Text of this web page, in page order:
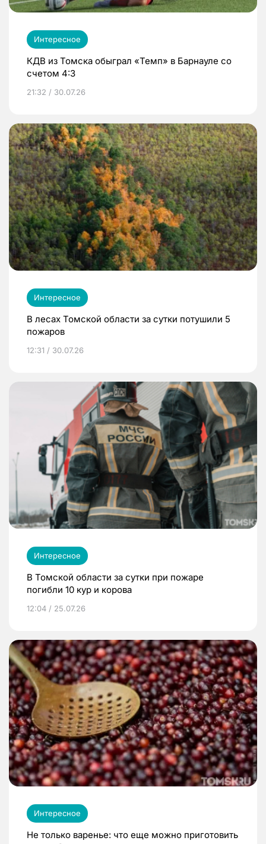
Интересное
КДВ из Томска обыграл «Темп» в Барнауле со
счетом 4:3
21:32 / 30.07.26
Интересное
В лесах Томской области за сутки потушили 5
пожаров
12:31 / 30.07.26
Интересное
В Томской области за сутки при пожаре
погибли 10 кур и корова
12:04 / 25.07.26
Интересное
Не только варенье: что еще можно приготовить